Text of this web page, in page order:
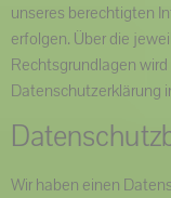
unseres berechtigten
erfolgen. Über die
Rechtsgrundlagen
Datenschutzerklärung
Wir haben einen